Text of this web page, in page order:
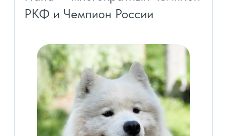
Преимущества
Легко общаются с людьми Умные
Ласковый характер
Дружелюбные
Выносливые
Легко обучаются